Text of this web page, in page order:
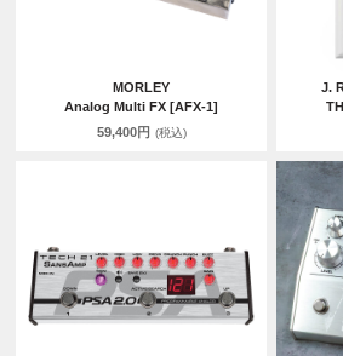
MORLEY
Analog Multi FX [AFX-1]
59,400円 (税込)
J.